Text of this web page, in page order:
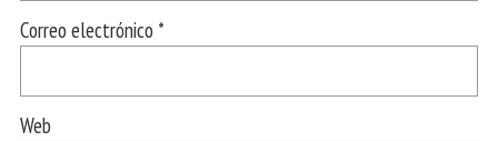
Correo electrónico *
Web